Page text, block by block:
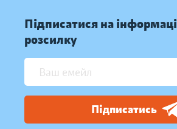
Підписатися на
розсилку
Підписатись